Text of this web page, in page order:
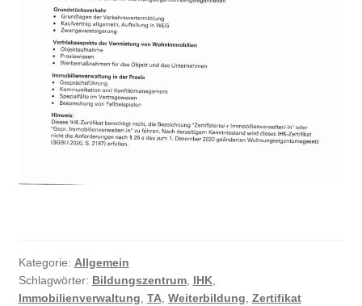
Kategorie: Allgemein
Schlagwörter: Bildungszentrum, IHK,
Immobilienverwaltung, TA, Weiterbildung, Zertifikat